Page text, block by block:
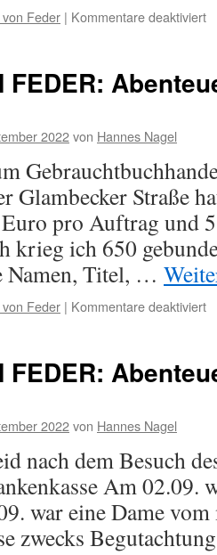
Feder | Kommentare deaktiviert
FEDER:
2022von Hannes Nagel
Glambecker Straße
pro Auftrag und
krieg ich 650
Namen, Titel, …
Feder | Kommentare deaktiviert
FEDER:
2022von Hannes Nagel
nach dem Besuch
Am 02.09.
war eine Dame
zwecks